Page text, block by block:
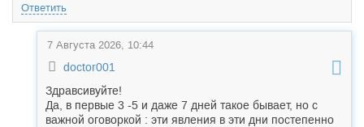
Ответить
7 Августа 2026, 10:44
doctor001
Здравсивуйте!
Да, в первые 3 -5 и даже 7 дней такое бывает, но с
важной оговоркой : эти явления в эти дни постепенно